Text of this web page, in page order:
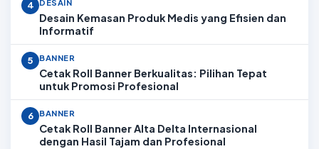
4 DESAIN
Desain Kemasan Produk Medis yang Efisien dan
Informatif
5 BANNER
Cetak Roll Banner Berkualitas: Pilihan Tepat
untuk Promosi Profesional
6 BANNER
Cetak Roll Banner Alta Delta Internasional
dengan Hasil Tajam dan Profesional